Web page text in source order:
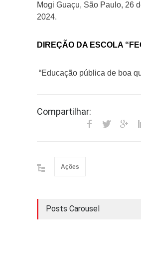
Mogi Guaçu, São Paulo, 26
2024.
DIREÇÃO DA ESCOLA
“Educação pública de boa
Compartilhar:
Ações
Posts Carousel